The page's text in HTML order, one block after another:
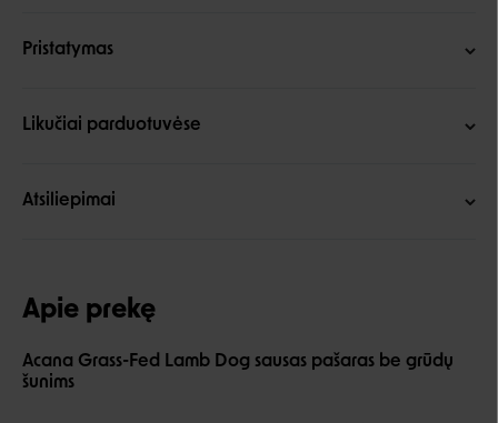
Pristatymas
Likučiai parduotuvėse
Atsiliepimai
Apie prekę
Acana Grass-Fed Lamb Dog sausas pašaras be grūdų
šunims